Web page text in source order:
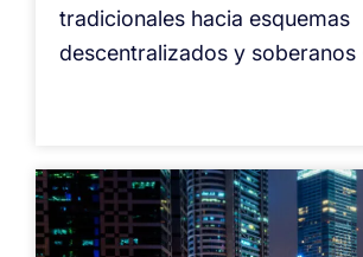
tradicionales hacia esquemas
descentralizados y soberanos